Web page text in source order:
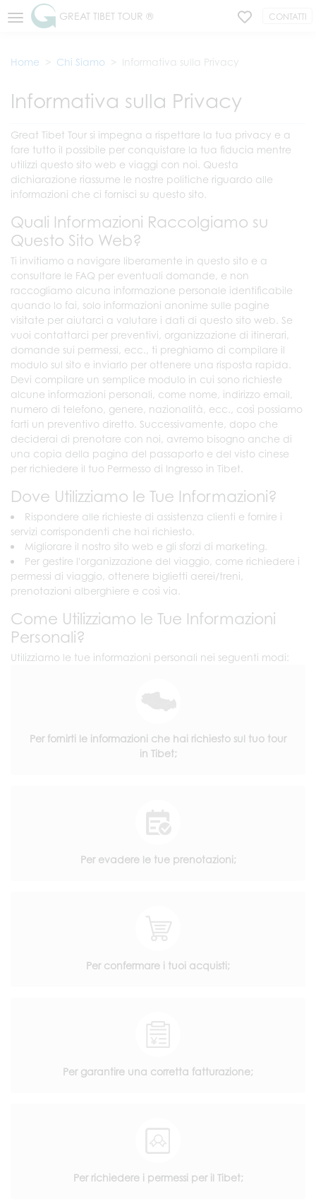
GREAT TIBET TOUR ® CONTATTI
Home Chi Siamo Informativa sulla Privacy
Informativa sulla Privacy
Great Tibet Tour si impegna a rispettare la tua privacy e a
fare tutto il possibile per conquistare la tua fiducia mentre
utilizzi questo sito web e viaggi con noi. Questa
dichiarazione riassume le nostre politiche riguardo alle
informazioni che ci fornisci su questo sito.
Quali Informazioni Raccolgiamo su
Questo Sito Web?
Ti invitiamo a navigare liberamente in questo sito e a
consultare le FAQ per eventuali domande, e non
raccogliamo alcuna informazione personale identificabile
quando lo fai, solo informazioni anonime sulle pagine
visitate per aiutarci a valutare i dati di questo sito web. Se
vuoi contattarci per preventivi, organizzazione di itinerari,
domande sui permessi, ecc., ti preghiamo di compilare il
modulo sul sito e inviarlo per ottenere una risposta rapida.
Devi compilare un semplice modulo in cui sono richieste
alcune informazioni personali, come nome, indirizzo email,
numero di telefono, genere, nazionalità, ecc., così possiamo
farti un preventivo diretto. Successivamente, dopo che
deciderai di prenotare con noi, avremo bisogno anche di
una copia della pagina del passaporto e del visto cinese
per richiedere il tuo Permesso di Ingresso in Tibet.
Dove Utilizziamo le Tue Informazioni?
Rispondere alle richieste di assistenza clienti e fornire i
servizi corrispondenti che hai richiesto.
Migliorare il nostro sito web e gli sforzi di marketing.
Per gestire l'organizzazione del viaggio, come richiedere i
permessi di viaggio, ottenere biglietti aerei/treni,
prenotazioni alberghiere e così via.
Come Utilizziamo le Tue Informazioni
Personali?
Utilizziamo le tue informazioni personali nei seguenti modi:
Per fornirti le informazioni che hai richiesto sul tuo tour
in Tibet;
Per evadere le tue prenotazioni;
Per confermare i tuoi acquisti;
Per garantire una corretta fatturazione;
Per richiedere i permessi per il Tibet;